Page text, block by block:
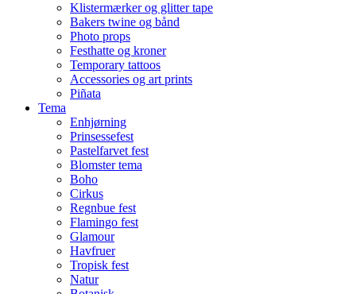
Klistermærker og glitter tape
Bakers twine og bånd
Photo props
Festhatte og kroner
Temporary tattoos
Accessories og art prints
Piñata
Tema
Enhjørning
Prinsessefest
Pastelfarvet fest
Blomster tema
Boho
Cirkus
Regnbue fest
Flamingo fest
Glamour
Havfruer
Tropisk fest
Natur